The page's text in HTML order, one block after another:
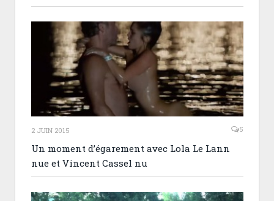
2 JUIN 2015 5
Un moment d’égarement avec Lola Le Lann
nue et Vincent Cassel nu